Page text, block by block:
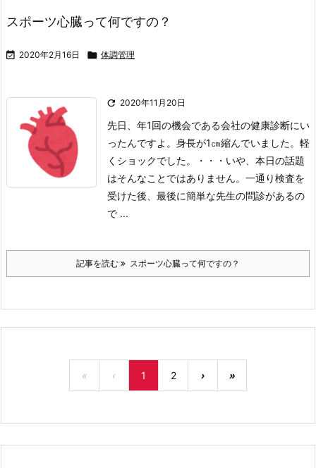
スポーツ心臓って何ですの？
 2020年2月16日  体調管理
 2020年11月20日
先日、年1回の機会である会社の健康診断にい
ったんですよ。 身長が1㎝縮んでいました。軽
くショックでした。・・・いや、本日の話題
はそんなことではありません。 一通り検査を
受けた後、最後に簡単な先生の問診があるの
で ...
記事を読む スポーツ心臓って何ですの？
« ‹ 1 2 › »